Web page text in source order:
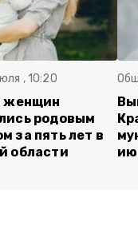
, 10:20
женщин
родовым
за пять лет в
области